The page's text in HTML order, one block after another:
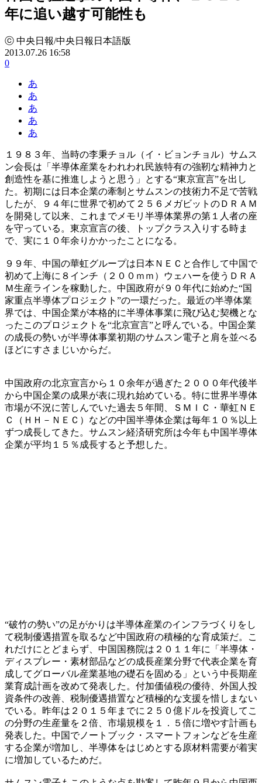
年に追い越す可能性も
ⓒ 中央日報/中央日報日本語版
2013.07.26 16:58
0
あ
あ
あ
あ
あ
１９８３年、当時の李秉チョル（イ・ビョンチョル）サムス
ン会長は「半導体産業をわれわれ民族特有の強靭な精神力と
創造性を基に推進しようと思う」とする“東京宣言”を出し
た。初期には日本企業の牽制とサムスンの技術力不足で苦戦
したが、９４年に世界で初めて２５６メガビットのＤＲＡＭ
を開発して以来、これまでメモリ半導体業界の第１人者の座
を守っている。東京宣言の後、トップクラス入りする時ま
で、実に１０年余りかかったことになる。
９９年、中国の華虹グループは日本ＮＥＣと合作して中国で
初めて上海に８インチ（２００ｍｍ）ウェハーを使うＤＲＡ
Ｍ生産ラインを稼動した。中国政府が９０年代に始めた“国
家重点半導体プロジェクト”の一環だった。最近の半導体業
界では、中国企業が本格的に半導体事業に飛び込む契機とな
ったこのプロジェクトを“北京宣言”と呼んでいる。中国企業
の成長の勢いが半導体事業初期のサムスン電子と肩を並べる
ほどにすさまじいからだ。
中国政府の北京宣言から１０余年が過ぎた２０００年代後半
から中国企業の成果が表に現れ始めている。特に世界半導体
市場が不況に苦しんでいた過去５年間、ＳＭＩＣ・華虹ＮＥ
Ｃ（ＨＨ－ＮＥＣ）などの中国半導体企業は毎年１０％以上
ずつ成長してきた。サムスン経済研究所は今年も中国半導体
企業が平均１５％成長すると予想した。
“破竹の勢い”の足がかりは半導体産業のインフラづくりをし
て税制優遇措置を取るなど中国政府の積極的な育成策だ。こ
れだけにとどまらず、中国国務院は２０１１年に「半導体・
ディスプレー・素材部品などの成長産業分野で代表企業を育
成してグローバル産業基地の礎石を固める」という中長期産
業育成計画を改めて発表した。付加価値税の優待、外国人投
資条件の改善、税制優遇措置など積極的な支援を惜しまない
でいる。昨年は２０１５年までに２５０億ドルを投資してこ
の分野の生産量を２倍、市場規模を１．５倍に増やす計画も
発表した。中国でノートブック・スマートフォンなどを生産
する企業が増加し、半導体をはじめとする原材料需要が着実
に増加しているためだ。